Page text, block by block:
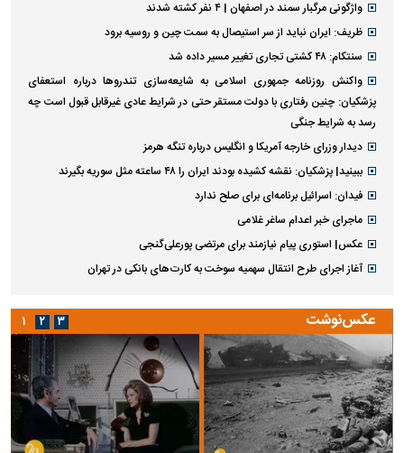
واژگونی مرگبار سمند در اصفهان | ۴ نفر کشته شدند
ظریف: ایران نباید از سر استیصال به سمت چین و روسیه برود
سنتکام: ۴۸ کشتی تجاری تغییر مسیر داده شد
واکنش روزنامه جمهوری اسلامی به شایعه‌سازی تندروها درباره استعفای
پزشکیان: چنین رفتاری با دولت مستقر حتی در شرایط عادی غیرقابل قبول است چه
رسد به شرایط جنگی
دیدار وزرای خارجه آمریکا و انگلیس درباره تنگه هرمز
ببینید| پزشکیان: نقشه کشیده بودند ایران را ۴۸ ساعته مثل سوریه بگیرند
فیدان: اسرائیل برنامه‌ای برای صلح ندارد
ماجرای خبر اعدام ساغر غلامی
عکس| استوری پیام نیازمند برای مرتضی پورعلی‌گنجی
آغاز اجرای طرح انتقال سهمیه سوخت به کارت‌های بانکی در تهران
عکس‌نوشت ۱ ۲ ۳